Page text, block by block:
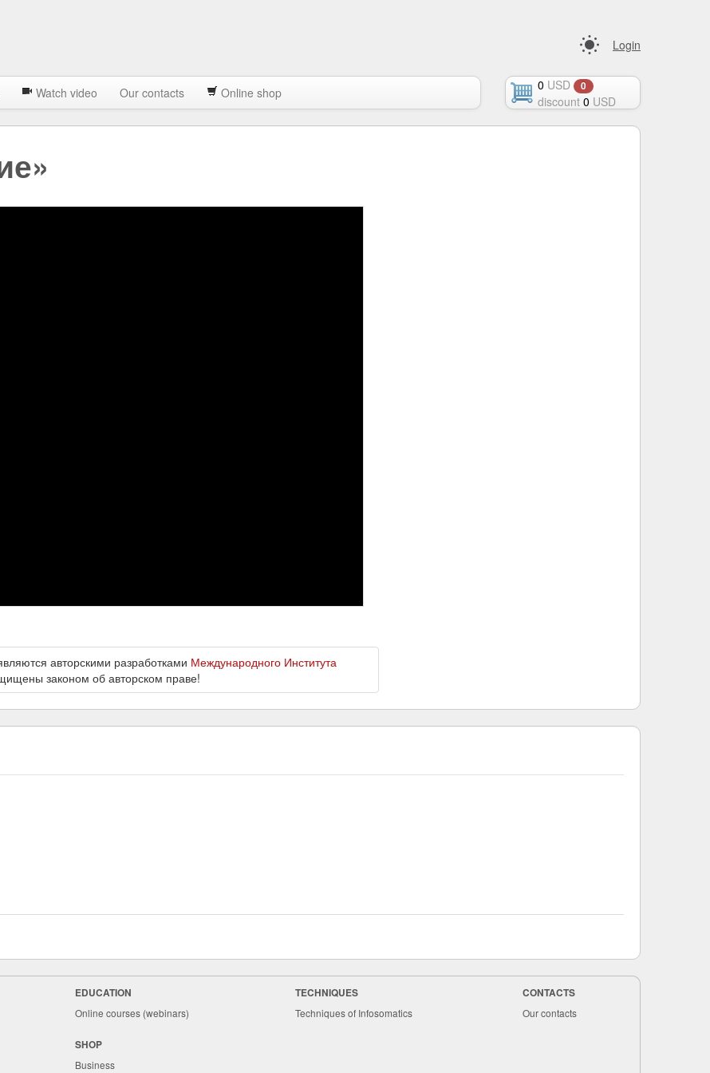
Login
Watch video Our contacts Online shop 0 USD 0
discount 0 USD
авторскими разработками Международного Института
законом об авторском праве!
EDUCATION
Online courses (webinars)
SHOP
Business
TECHNIQUES
Techniques of Infosomatics
CONTACTS
Our contacts